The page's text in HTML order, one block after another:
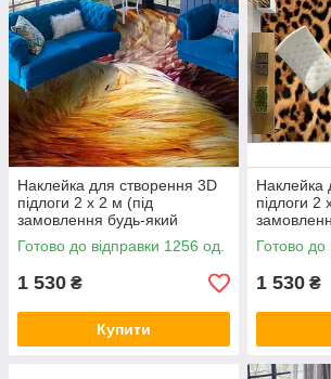
Наклейка для створення 3D
підлоги 2 х 2 м (під
замовлення будь-який
розмір) із захисною
ламінацією (БП-pol_mx013)
Готово до відправки 1256 од.
1 530 ₴
Купити
Наклейка
підлоги 2
розмір) із
Готово до
1 530 ₴